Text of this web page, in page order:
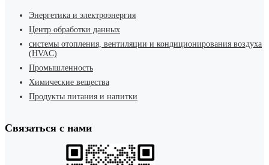
Энергетика и электроэнергия
Центр обработки данных
системы отопления, вентиляции и кондиционирования воздуха
(HVAC)
Промышленность
Химические вещества
Продукты питания и напитки
Связаться с нами